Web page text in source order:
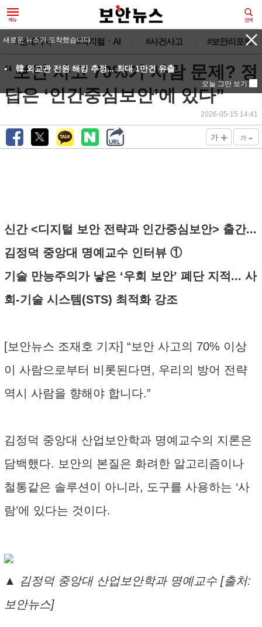
#전체기사 #피지컬ㆍAI #사건사고 #보안리포트
“보안 사고 70%가 사람 문제? 정
답은 ‘인간중심보안’에 있다”
2026-05-15 14:41
가 + 가 -
신간 <디지털 보안 전략과 인간중심보안> 출간...
김정덕 중앙대 명예교수 인터뷰 ①
기술 만능주의가 낳은 ‘우회 보안’ 폐단 지적... 사
회-기술 시스템(STS) 최적화 강조
[보안뉴스 조재호 기자] “보안 사고의 70% 이상
이 사람으로부터 비롯된다면, 우리의 방어 전략
역시 사람을 향해야 합니다.”
김정덕 중앙대 산업보안학과 명예교수의 지론은
담백했다. 보안의 본질은 화려한 알고리즘이나
철통같은 솔루션이 아니라, 도구를 사용하는 ‘사
람’에 있다는 것이다.
▲ 김정덕 중앙대 산업보안학과 명예교수 [출처:
보안뉴스]
새로운 뉴스가 도착했습니다.
韓 외교관 전원 해킹 추정... 최대 1만건 유출
오늘 그만 보기